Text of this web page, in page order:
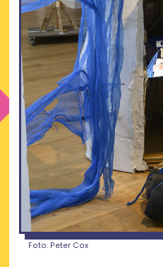
Foto: Peter Cox